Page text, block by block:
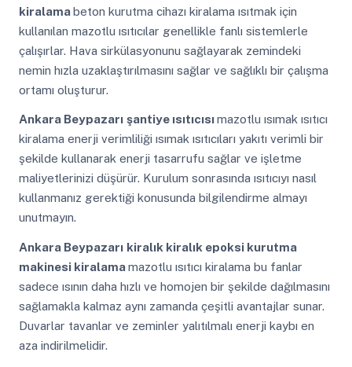
kiralamabeton kurutma cihazı kiralama ısıtmak için
kullanılan mazotlu ısıtıcılar genellikle fanlı sistemlerle
çalışırlar. Hava sirkülasyonunu sağlayarak zemindeki
nemin hızla uzaklaştırılmasını sağlar ve sağlıklı bir çalışma
ortamı oluşturur.
Ankara Beypazarı şantiye ısıtıcısımazotlu ısımak ısıtıcı
kiralama enerji verimliliği ısımak ısıtıcıları yakıtı verimli bir
şekilde kullanarak enerji tasarrufu sağlar ve işletme
maliyetlerinizi düşürür. Kurulum sonrasında ısıtıcıyı nasıl
kullanmanız gerektiği konusunda bilgilendirme almayı
unutmayın.
Ankara Beypazarı kiralık kiralık epoksi kurutma
makinesi kiralamamazotlu ısıtıcı kiralama bu fanlar
sadece ısının daha hızlı ve homojen bir şekilde dağılmasını
sağlamakla kalmaz aynı zamanda çeşitli avantajlar sunar.
Duvarlar tavanlar ve zeminler yalıtılmalı enerji kaybı en
aza indirilmelidir.